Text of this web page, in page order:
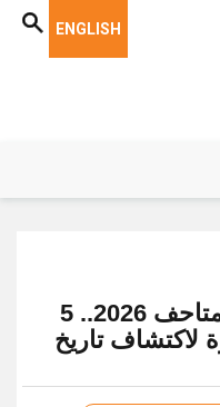
ENGLISH
بمناسبة اليوم العالمي للمتاحف 2026.. 5
لاكتشاف تاريخ